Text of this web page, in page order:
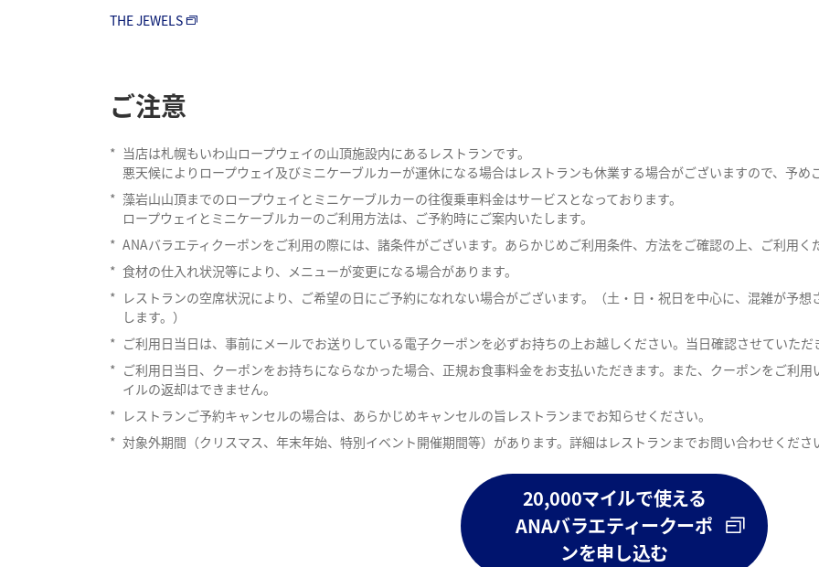
THE JEWELS
ご注意
* 当店は札幌もいわ山ロープウェイの山頂施設内にあるレストランです。
悪天候によりロープウェイ及びミニケーブルカーが運休になる場合はレストランも休業する場合がございますので、予め
* 藻岩山山頂までのロープウェイとミニケーブルカーの往復乗車料金はサービスとなっております。
ロープウェイとミニケーブルカーのご利用方法は、ご予約時にご案内いたします。
* ANAバラエティクーポンをご利用の際には、諸条件がございます。あらかじめご利用条件、方法をご確認の上、ご利用く
* 食材の仕入れ状況等により、メニューが変更になる場合があります。
* レストランの空席状況により、ご希望の日にご予約になれない場合がございます。（土・日・祝日を中心に、混雑が予
します。）
* ご利用日当日は、事前にメールでお送りしている電子クーポンを必ずお持ちの上お越しください。当日確認させていただ
* ご利用日当日、クーポンをお持ちにならなかった場合、正規お食事料金をお支払いただきます。また、クーポンをご利
イルの返却はできません。
* レストランご予約キャンセルの場合は、あらかじめキャンセルの旨レストランまでお知らせください。
* 対象外期間（クリスマス、年末年始、特別イベント開催期間等）があります。詳細はレストランまでお問い合わせくださ
20,000マイルで使える
ANAバラエティークーポ
ンを申し込む